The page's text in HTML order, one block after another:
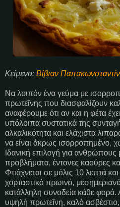
Κείμενο: Βίβιαν
Να λοιπόν ένα γεύμα με
πρωτεΐνης που διασφαλίζουν
αναφέρουμε ότι αν και η φέτα
υπόλοιπα συστατικά της
αλκαλικότητα και ελάχιστα
να είναι άκρως ισορροπημένο,
Ιδανική επιλογή για
προβλήματα, έντονες καούρες
Φτιάχνεται σε μόλις 10 λεπτά
χορταστικό πρωινό,
κατάλληλη συνοδεία κάθε φορά.
υψηλή πρωτεΐνη, καλό